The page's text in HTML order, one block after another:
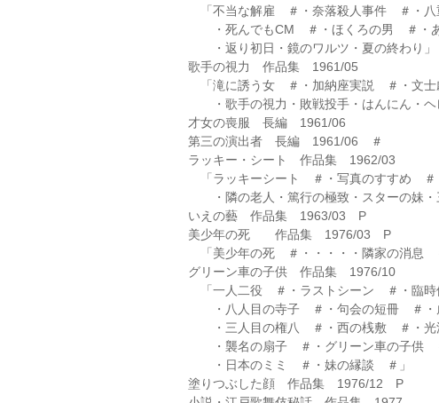
「不当な解雇 ＃・奈落殺人事件 ＃・
・死んでもCM ＃・ほくろの男 ＃・
・返り初日・鏡のワルツ・夏の終わり」
歌手の視力 作品集 1961/05
「滝に誘う女 ＃・加納座実説 ＃・文士
・歌手の視力・敗戦投手・はんにん・ヘ
才女の喪服 長編 1961/06
第三の演出者 長編 1961/06 ＃
ラッキー・シート 作品集 1962/03
「ラッキーシート ＃・写真のすすめ ＃
・隣の老人・篤行の極致・スターの妹・
いえの藝 作品集 1963/03 P
美少年の死 作品集 1976/03 P
「美少年の死 ＃・・・・・隣家の消息
グリーン車の子供 作品集 1976/10
「一人二役 ＃・ラストシーン ＃・臨
・八人目の寺子 ＃・句会の短冊 ＃・
・三人目の権八 ＃・西の桟敷 ＃・光
・襲名の扇子 ＃・グリーン車の子供
・日本のミミ ＃・妹の縁談 ＃」
塗りつぶした顔 作品集 1976/12 P